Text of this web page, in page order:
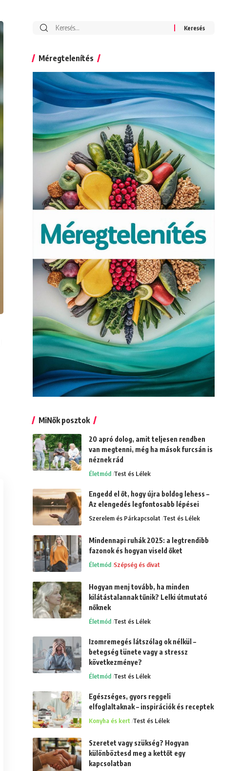
Search
Méregtelenítés
MiNők posztok
20 apró dolog, amit teljesen rendben
van megtenni, még ha mások furcsán is
néznek rád
Életmód Test és Lélek
Engedd el őt, hogy újra boldog lehess –
Az elengedés legfontosabb lépései
Szerelem és Párkapcsolat Test és Lélek
Mindennapi ruhák 2025: a legtrendibb
fazonok és hogyan viseld őket
Életmód Szépség és divat
Hogyan menj tovább, ha minden
kilátástalannak tűnik? Lelki útmutató
nőknek
Életmód Test és Lélek
Izomremegés látszólag ok nélkül –
betegség tünete vagy a stressz
következménye?
Életmód Test és Lélek
Egészséges, gyors reggeli
elfoglaltaknak – inspirációk és receptek
Konyha és kert Test és Lélek
Szeretet vagy szükség? Hogyan
különböztesd meg a kettőt egy
kapcsolatban